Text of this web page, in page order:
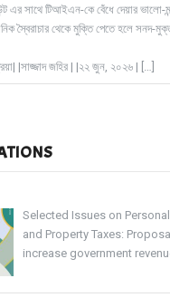
এর সাথে টিআইএন-কে বেঁধে দেয়ার ভালো-
স্বৈরাচার থেকে মুক্তি পেতে হলে সনদ-
|সাজ্জাদ জহির | |২২ জুন, ২০২৬ | […]
Selected Issues on
and Property Taxes:
increase government